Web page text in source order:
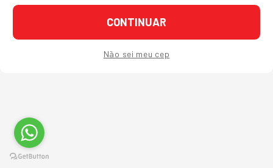
CONTINUAR
Não sei meu cep